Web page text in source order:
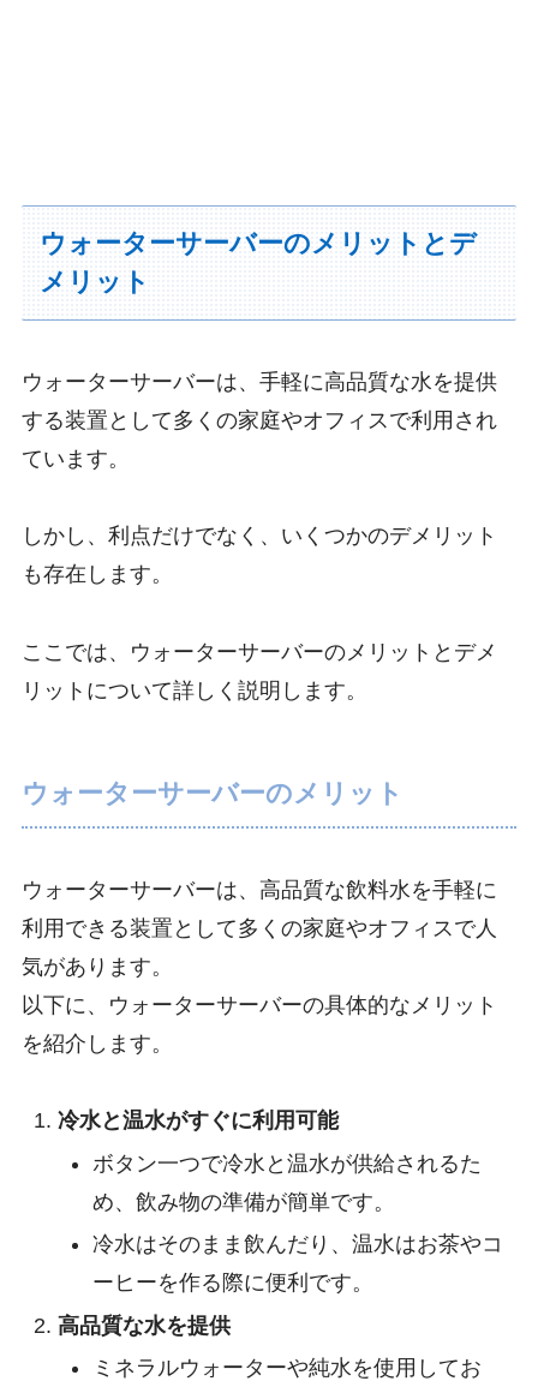
ウォーターサーバーのメリットとデ
メリット
ウォーターサーバーは、手軽に高品質な水を提供
する装置として多くの家庭やオフィスで利用され
ています。
しかし、利点だけでなく、いくつかのデメリット
も存在します。
ここでは、ウォーターサーバーのメリットとデメ
リットについて詳しく説明します。
ウォーターサーバーのメリット
ウォーターサーバーは、高品質な飲料水を手軽に
利用できる装置として多くの家庭やオフィスで人
気があります。
以下に、ウォーターサーバーの具体的なメリット
を紹介します。
冷水と温水がすぐに利用可能
ボタン一つで冷水と温水が供給されるた
め、飲み物の準備が簡単です。
冷水はそのまま飲んだり、温水はお茶やコ
ーヒーを作る際に便利です。
高品質な水を提供
ミネラルウォーターや純水を使用してお